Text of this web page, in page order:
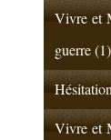
Vivre et
guerre
Vivre et